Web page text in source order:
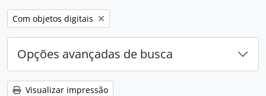
Remover filtro:
Com objetos digitais
Opções avançadas de busca
Visualizar impressão